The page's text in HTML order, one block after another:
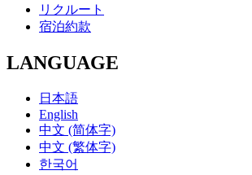
リクルート
宿泊約款
LANGUAGE
日本語
English
中文 (简体字)
中文 (繁体字)
한국어